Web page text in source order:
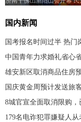
国内新闻
国考报名时间过半 热门
中国青年力求婚礼省心
雄安新区取消商品住房
国庆黄金周预计发送旅
8城官宣全面取消限购
179名电诈犯罪嫌疑人从